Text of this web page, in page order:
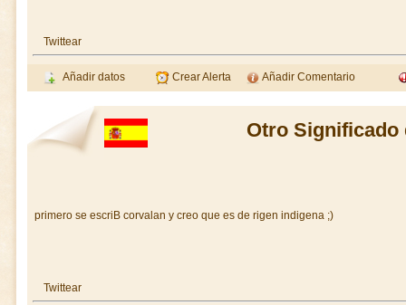
Twittear
Añadir datos Crear Alerta Añadir Comentario
Otro Significado
primero se escriB corvalan y creo que es de rigen indigena ;)
Twittear